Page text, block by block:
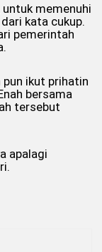
memenuhi
kata cukup.
pemerintah
ikut prihatin
bersama
tersebut
apalagi